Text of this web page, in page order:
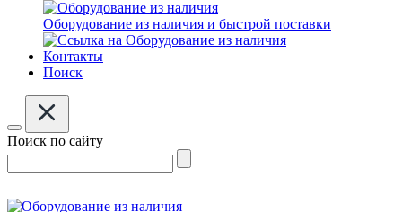
Оборудование из наличия и быстрой поставки
Контакты
Поиск
Поиск по сайту